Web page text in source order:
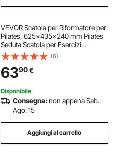
VEVOR Scatola per Riformatore per
Pilates, 625x435x240 mm Pilates
Seduta Scatola per Esercizi
Attrezzatura Pilates in Legno
Premium, Migliora Forza e
Equilibrio, Gamma di Movimenti,
Nero
(6)
6390€
Disponibile
Consegna:non appena Sab.
Ago. 15
Aggiungi al carrello